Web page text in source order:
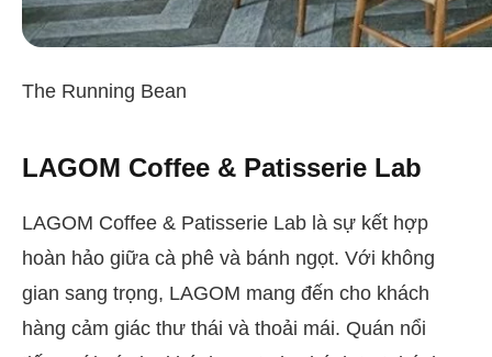
The Running Bean
LAGOM Coffee & Patisserie Lab
LAGOM Coffee & Patisserie Lab là sự kết hợp
hoàn hảo giữa cà phê và bánh ngọt. Với không
gian sang trọng, LAGOM mang đến cho khách
hàng cảm giác thư thái và thoải mái. Quán nổi